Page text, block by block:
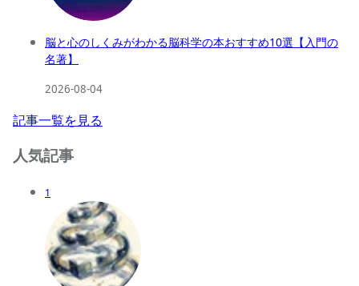
脳と心のしくみがわかる脳科学の本おすすめ10選【入門の
名著】
2026-08-04
記事一覧を見る
人気記事
1